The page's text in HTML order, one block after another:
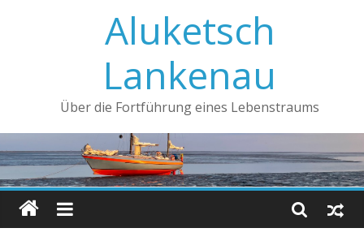
Aluketsch
Lankenau
Über die Fortführung eines Lebenstraums